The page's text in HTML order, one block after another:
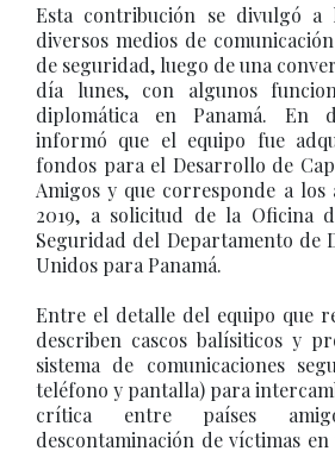
Esta contribución se divulgó a
diversos medios de
de seguridad, luego de una
día lunes, con algunos
diplomática en Panamá. En
informó que el equipo fue
fondos para el Desarrollo de
Amigos y que corresponde a los
2019, a solicitud de la Oficina
Seguridad del Departamento de
Unidos para Panamá.
Entre el detalle del equipo que
describen cascos balísiticos y
sistema de comunicaciones
teléfono y pantalla) para
crítica entre países
descontaminación de víctimas